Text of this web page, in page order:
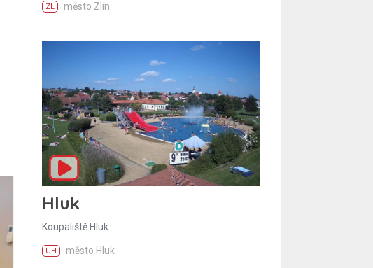
ZL město Zlín
Hluk
Koupaliště Hluk
UH město Hluk